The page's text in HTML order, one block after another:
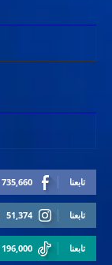
735,660 تابعنا
51,374 تابعنا
196,000 تابعنا